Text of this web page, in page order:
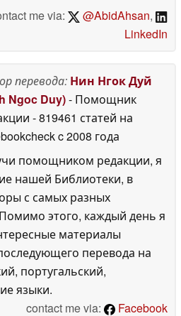
me via:
@AbidAhsan,
LinkedIn
перевода: Нин Нгок Дуй
Ngoc Duy)- Помощник
- 819461 статей на
c 2008 года
помощником редакции, я
нашей Библиотеки, в
с самых разных
этого, каждый день я
материалы
перевода на
португальский,
языки.
contact me via:
Facebook